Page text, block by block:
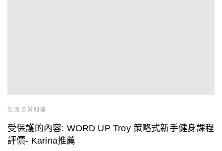
生活日常知識
受保護的內容: WORD UP Troy 策略式新手健身課程
評價- Karina推薦